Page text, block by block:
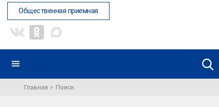
Общественная приемная
Главная Поиск